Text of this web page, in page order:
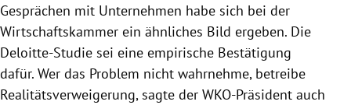
Gesprächen mit Unternehmen habe sich bei der
Wirtschaftskammer ein ähnliches Bild ergeben. Die
Deloitte-Studie sei eine empirische Bestätigung
dafür. Wer das Problem nicht wahrnehme, betreibe
Realitätsverweigerung, sagte der WKO-Präsident auch